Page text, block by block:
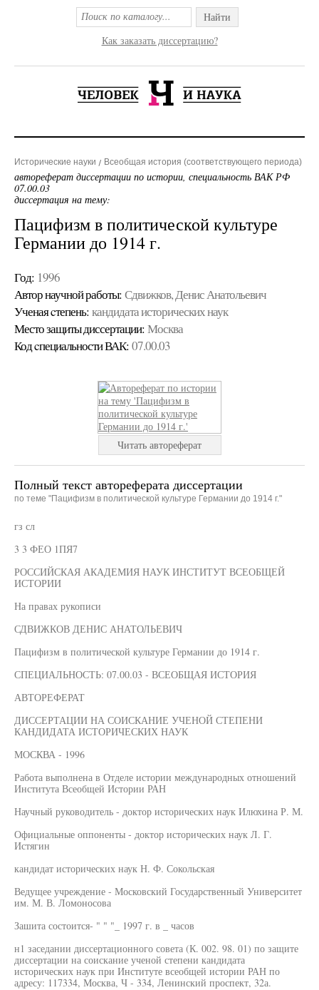
Найти
Как заказать диссертацию?
Исторические науки Всеобщая история (соответствующего периода)
автореферат диссертации по истории, специальность ВАК РФ
07.00.03
диссертация на тему:
Пацифизм в политической культуре
Германии до 1914 г.
Год: 1996
Автор научной работы: Сдвижков, Денис Анатольевич
Ученая cтепень: кандидата исторических наук
Место защиты диссертации: Москва
Код cпециальности ВАК: 07.00.03
Читать автореферат
Полный текст автореферата диссертации
по теме "Пацифизм в политической культуре Германии до 1914 г."
гз сл
3 3 ФЕО 1ПЯ7
РОССИЙСКАЯ АКАДЕМИЯ НАУК ИНСТИТУТ ВСЕОБЩЕЙ
ИСТОРИИ
На правах рукописи
СДВИЖКОВ ДЕНИС АНАТОЛЬЕВИЧ
Пацифизм в политической культуре Германии до 1914 г.
СПЕЦИАЛЬНОСТЬ: 07.00.03 - ВСЕОБЩАЯ ИСТОРИЯ
АВТОРЕФЕРАТ
ДИССЕРТАЦИИ НА СОИСКАНИЕ УЧЕНОЙ СТЕПЕНИ
КАНДИДАТА ИСТОРИЧЕСКИХ НАУК
МОСКВА - 1996
Работа выполнена в Отделе истории международных отношений
Института Всеобщей Истории РАН
Научный руководитель - доктор исторических наук Илюхина Р. М.
Официальные оппоненты - доктор исторических наук Л. Г.
Истягин
кандидат исторических наук Н. Ф. Сокольская
Ведущее учреждение - Московский Государственный Университет
им. М. В. Ломоносова
Зашита состоится- " " "_ 1997 г. в _ часов
н1 заседании диссертационного совета (К. 002. 98. 01) по защите
диссертации на соискание ученой степени кандидата
исторических наук при Институте всеобщей истории РАН по
адресу: 117334, Москва, Ч - 334, Ленинский проспект, 32а.